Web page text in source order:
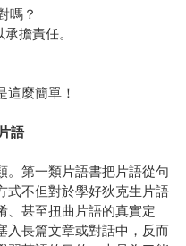
嗎？
擔責任。
這麼簡單！
語
。第一類片語書把片語從句
式不但對於學好狄克生片語
、甚至扭曲片語的真實定
入長篇文章或對話中，反而